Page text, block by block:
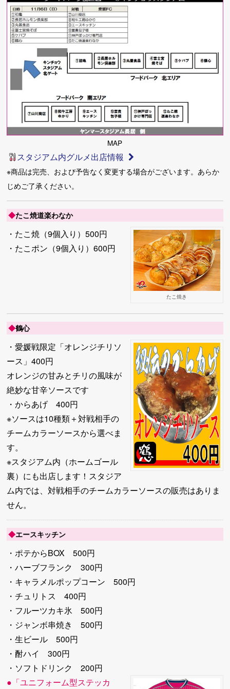
MAP
スタジアム内グルメ出店情報
※商品は完売、および予告なく変更する場合がございます。あらか
じめご了承ください。
◆たこ焼道楽わなか
たこ焼き
・たこ焼（9個入り）500円
・たこポン（9個入り）600円
◆鶴心
・愛媛戦限定「オレンジチリソ
ース」400円
オレンジの甘みとチリの風味が
絶妙な甘辛ソースです
・からあげ 400円
※ソースは10種類＋対戦相手の
チームカラーソースから選べま
す。
※スタジアム内（ホームゴール
裏）にも出店します！スタジア
ム内では、対戦相手のチームカラーソースの販売はありま
せん。
◆エースキッチン
・ポテからBOX 500円
・ハーブフランク 300円
・キャラメルポップコーン 500円
・チュリトス 400円
・フルーツカキ氷 500円
・ジャンボ串焼き 500円
・生ビール 500円
・酎ハイ 300円
・ソフトドリンク 200円
●「ユニフォーム型ステッカ